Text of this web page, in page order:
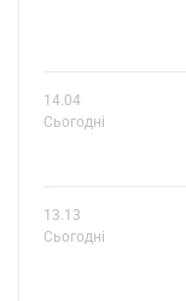
14.04
Сьогодні
13.13
Сьогодні